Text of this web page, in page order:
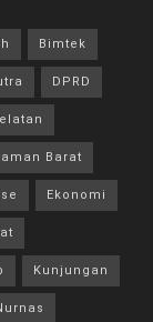
Bimtek
DPRD
Barat
Ekonomi
Kunjungan